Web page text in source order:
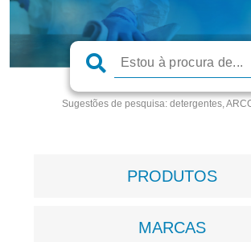
Sugestões de pesquisa:detergentes,
PRODUTOS
MARCAS